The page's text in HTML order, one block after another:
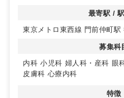
フロア移動が不要な1階のた
受付から診療室までの動線を
詳細はお問い合わせください！
最寄駅 /
東京メトロ東西線 門前仲町駅
募集科
内科 小児科 婦人科・産科 眼
皮膚科 心療内科
特徴